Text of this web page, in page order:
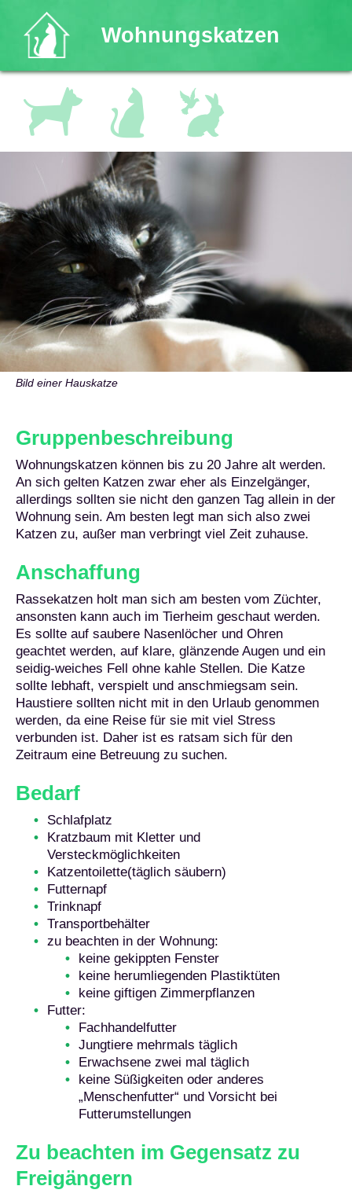
Wohnungskatzen
Hundegruppen Katzen
Andere
Kleintiere
Bild einer Hauskatze
Gruppenbeschreibung
Wohnungskatzen können bis zu 20 Jahre alt werden.
An sich gelten Katzen zwar eher als Einzelgänger,
allerdings sollten sie nicht den ganzen Tag allein in der
Wohnung sein. Am besten legt man sich also zwei
Katzen zu, außer man verbringt viel Zeit zuhause.
Anschaffung
Rassekatzen holt man sich am besten vom Züchter,
ansonsten kann auch im Tierheim geschaut werden.
Es sollte auf saubere Nasenlöcher und Ohren
geachtet werden, auf klare, glänzende Augen und ein
seidig-weiches Fell ohne kahle Stellen. Die Katze
sollte lebhaft, verspielt und anschmiegsam sein.
Haustiere sollten nicht mit in den Urlaub genommen
werden, da eine Reise für sie mit viel Stress
verbunden ist. Daher ist es ratsam sich für den
Zeitraum eine Betreuung zu suchen.
Bedarf
Schlafplatz
Kratzbaum mit Kletter und
Versteckmöglichkeiten
Katzentoilette(täglich säubern)
Futternapf
Trinknapf
Transportbehälter
zu beachten in der Wohnung:
keine gekippten Fenster
keine herumliegenden Plastiktüten
keine giftigen Zimmerpflanzen
Futter:
Fachhandelfutter
Jungtiere mehrmals täglich
Erwachsene zwei mal täglich
keine Süßigkeiten oder anderes
„Menschenfutter“ und Vorsicht bei
Futterumstellungen
Zu beachten im Gegensatz zu
Freigängern